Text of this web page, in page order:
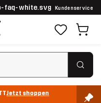
Kundenservice
Jetzt shoppen